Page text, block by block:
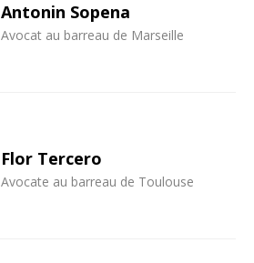
Antonin Sopena
Avocat au barreau de Marseille
Flor Tercero
Avocate au barreau de Toulouse